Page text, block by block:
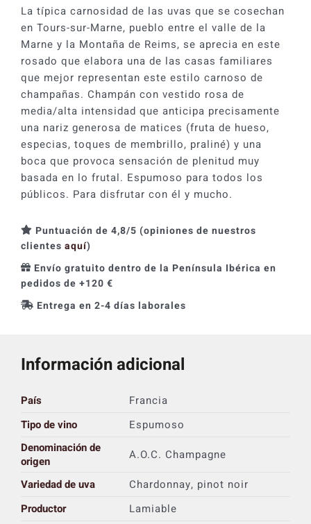
d
´Etoiles
Rosé
Brut
Grand
Cru
cantidad
La típica carnosidad de las uvas que se cosechan
en Tours-sur-Marne, pueblo entre el valle de la
Marne y la Montaña de Reims, se aprecia en este
rosado que elabora una de las casas familiares
que mejor representan este estilo carnoso de
champañas. Champán con vestido rosa de
media/alta intensidad que anticipa precisamente
una nariz generosa de matices (fruta de hueso,
especias, toques de membrillo, praliné) y una
boca que provoca sensación de plenitud muy
basada en lo frutal. Espumoso para todos los
públicos. Para disfrutar con él y mucho.
Puntuación de 4,8/5 (opiniones de nuestros
clientes aquí)
Envío gratuito dentro de la Península Ibérica en
pedidos de +120 €
Entrega en 2-4 días laborales
Información adicional
País
Francia
Tipo de vino
Espumoso
Denominación de
origen
A.O.C. Champagne
Variedad de uva
Chardonnay, pinot noir
Productor
Lamiable